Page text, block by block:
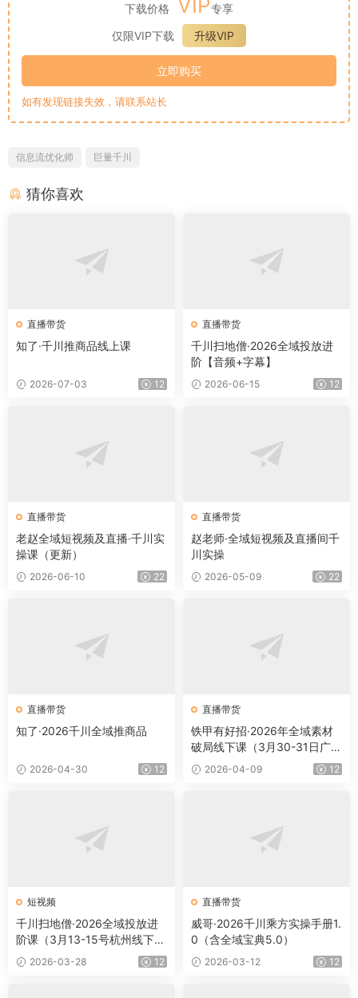
下载价格 VIP专享
仅限VIP下载
升级VIP
立即购买
如有发现链接失效，请联系站长
信息流优化师 巨量千川
猜你喜欢
直播带货
知了·千川推商品线上课
2026-07-03 12
直播带货
千川扫地僧·2026全域投放进
阶【音频+字幕】
2026-06-15 12
直播带货
老赵全域短视频及直播·千川实
操课（更新）
2026-06-10 22
直播带货
赵老师·全域短视频及直播间千
川实操
2026-05-09 22
直播带货
知了·2026千川全域推商品
2026-04-30 12
直播带货
铁甲有好招·2026年全域素材
破局线下课（3月30-31日广
州）2026-04-09 12
短视频
千川扫地僧·2026全域投放进
阶课（3月13-15号杭州线下
课）【音频+字幕】
2026-03-28 12
直播带货
威哥·2026千川乘方实操手册1.
0（含全域宝典5.0）
2026-03-12 12